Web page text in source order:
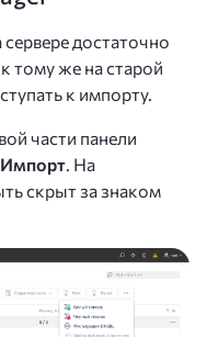
достаточно
тому же на старой
к импорту.
части панели
Импорт . На
скрыт за знаком